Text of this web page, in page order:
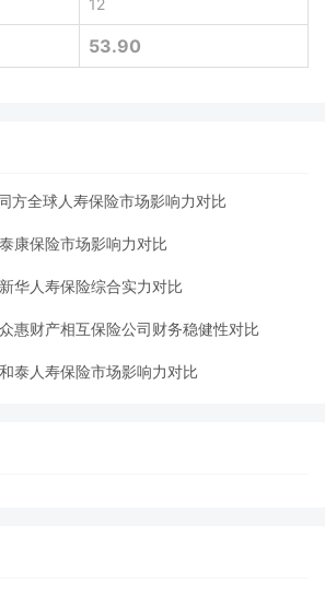
12
53.90
方全球人寿保险市场影响力对比
康保险市场影响力对比
华人寿保险综合实力对比
惠财产相互保险公司财务稳健性对比
泰人寿保险市场影响力对比